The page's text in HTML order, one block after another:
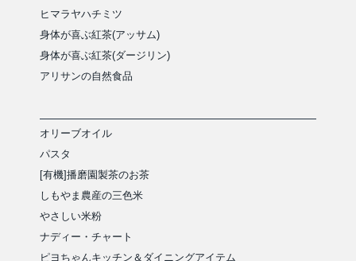
ヒマラヤハチミツ
身体が喜ぶ紅茶(アッサム)
身体が喜ぶ紅茶(ダージリン)
アリサンの自然食品
オリーブオイル
パスタ
[有機]播磨園製茶のお茶
しもやま農産の三色米
やさしい米粉
ナディー・チャート
ピヨちゃんキッチン＆ダイニングアイテム